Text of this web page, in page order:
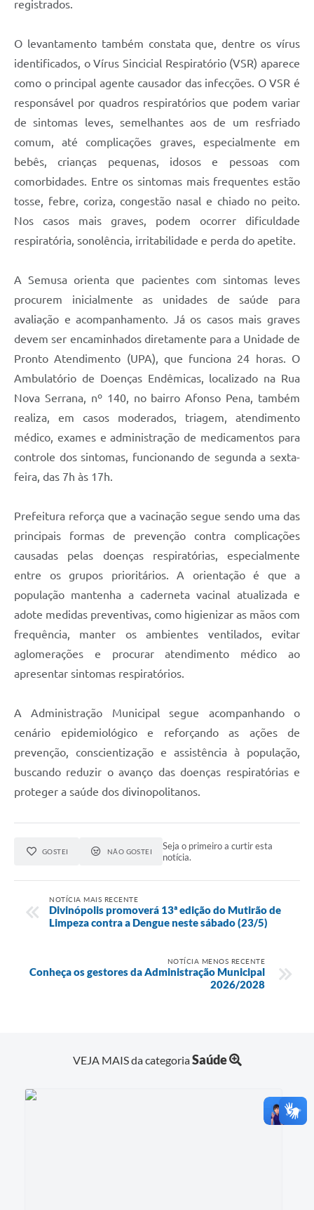
registrados.
O levantamento também constata que, dentre os vírus
identificados, o Vírus Sincicial Respiratório (VSR) aparece
como o principal agente causador das infecções. O VSR é
responsável por quadros respiratórios que podem variar
de sintomas leves, semelhantes aos de um resfriado
comum, até complicações graves, especialmente em
bebês, crianças pequenas, idosos e pessoas com
comorbidades. Entre os sintomas mais frequentes estão
tosse, febre, coriza, congestão nasal e chiado no peito.
Nos casos mais graves, podem ocorrer dificuldade
respiratória, sonolência, irritabilidade e perda do apetite.
A Semusa orienta que pacientes com sintomas leves
procurem inicialmente as unidades de saúde para
avaliação e acompanhamento. Já os casos mais graves
devem ser encaminhados diretamente para a Unidade de
Pronto Atendimento (UPA), que funciona 24 horas. O
Ambulatório de Doenças Endêmicas, localizado na Rua
Nova Serrana, nº 140, no bairro Afonso Pena, também
realiza, em casos moderados, triagem, atendimento
médico, exames e administração de medicamentos para
controle dos sintomas, funcionando de segunda a sexta-
feira, das 7h às 17h.
Prefeitura reforça que a vacinação segue sendo uma das
principais formas de prevenção contra complicações
causadas pelas doenças respiratórias, especialmente
entre os grupos prioritários. A orientação é que a
população mantenha a caderneta vacinal atualizada e
adote medidas preventivas, como higienizar as mãos com
frequência, manter os ambientes ventilados, evitar
aglomerações e procurar atendimento médico ao
apresentar sintomas respiratórios.
A Administração Municipal segue acompanhando o
cenário epidemiológico e reforçando as ações de
prevenção, conscientização e assistência à população,
buscando reduzir o avanço das doenças respiratórias e
proteger a saúde dos divinopolitanos.
GOSTEI NÃO GOSTEI
Seja o primeiro a curtir esta
notícia.
NOTÍCIA MAIS RECENTE
Divinópolis promoverá 13ª edição do Mutirão de
Limpeza contra a Dengue neste sábado (23/5)
NOTÍCIA MENOS RECENTE
Conheça os gestores da Administração Municipal
2026/2028
VEJA MAIS da categoriaSaúde